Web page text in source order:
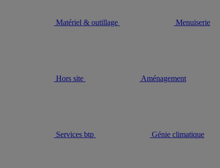
Matériel & outillage Menuiserie
Hors site Aménagement
Services btp Génie climatique